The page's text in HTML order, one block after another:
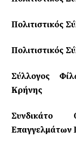
Πολιτιστικός
Πολιτιστικός
Σύλλογος
Κρήνης
Συνδικάτο
Επαγγελμάτων